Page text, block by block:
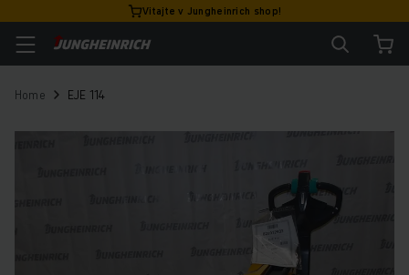
Vitajte v Jungheinrich shop!
Home EJE 114